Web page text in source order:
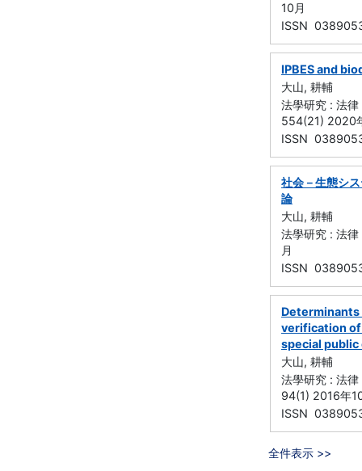
10月
ISSN
IPBES and
大山, 耕輔
法學研究 : 法
554(21) 2020
ISSN
社会－生態シ
論
大山, 耕輔
法學研究 : 法
月
ISSN
verification
special
大山, 耕輔
法學研究 : 法
94(1) 2016年
ISSN
全件表示 >>